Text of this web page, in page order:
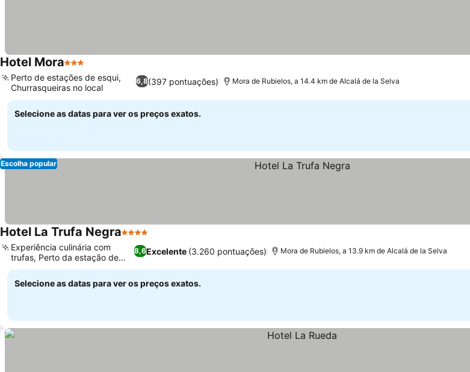
Hotel Mora3 Estrelas
6,8(397 pontuações)
Perto de estações de esqui,
Churrasqueiras no local
Mora de Rubielos, a 14.4 km de Alcalá de la Selva
Selecione as datas para ver os preços exatos.
Escolha popular
Hotel La Trufa Negra4 Estrelas
8,6Excelente (3.260 pontuações)
Experiência culinária com
trufas, Perto da estação de
esqui
Mora de Rubielos, a 13.9 km de Alcalá de la Selva
Selecione as datas para ver os preços exatos.